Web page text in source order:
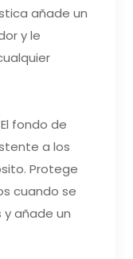
añade un
y le
El fondo de
a los
Protege
cuando se
añade un